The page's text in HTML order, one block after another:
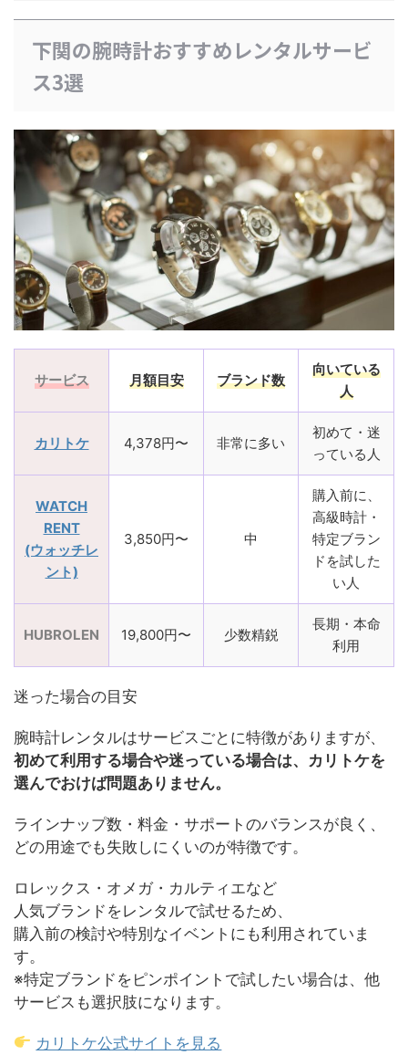
下関の腕時計おすすめレンタルサービ
ス3選
サービス 月額目安 ブランド数
向いている
人
カリトケ 4,378円〜 非常に多い
初めて・迷
っている人
WATCH
RENT
(ウォッチレ
ント)
3,850円〜 中
購入前に、
高級時計・
特定ブラン
ドを試した
い人
HUBROLEN 19,800円〜 少数精鋭
長期・本命
利用
迷った場合の目安
腕時計レンタルはサービスごとに特徴がありますが、
初めて利用する場合や迷っている場合は、カリトケを
選んでおけば問題ありません。
ラインナップ数・料金・サポートのバランスが良く、
どの用途でも失敗しにくいのが特徴です。
ロレックス・オメガ・カルティエなど
人気ブランドをレンタルで試せるため、
購入前の検討や特別なイベントにも利用されていま
す。
※特定ブランドをピンポイントで試したい場合は、他
サービスも選択肢になります。
カリトケ公式サイトを見る